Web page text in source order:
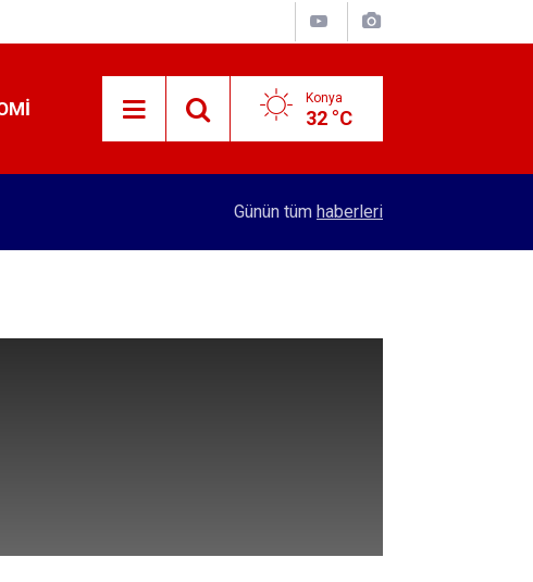
Konya
32 °C
'Konya’da taşınması istenirken iş
Günün tüm haberleri